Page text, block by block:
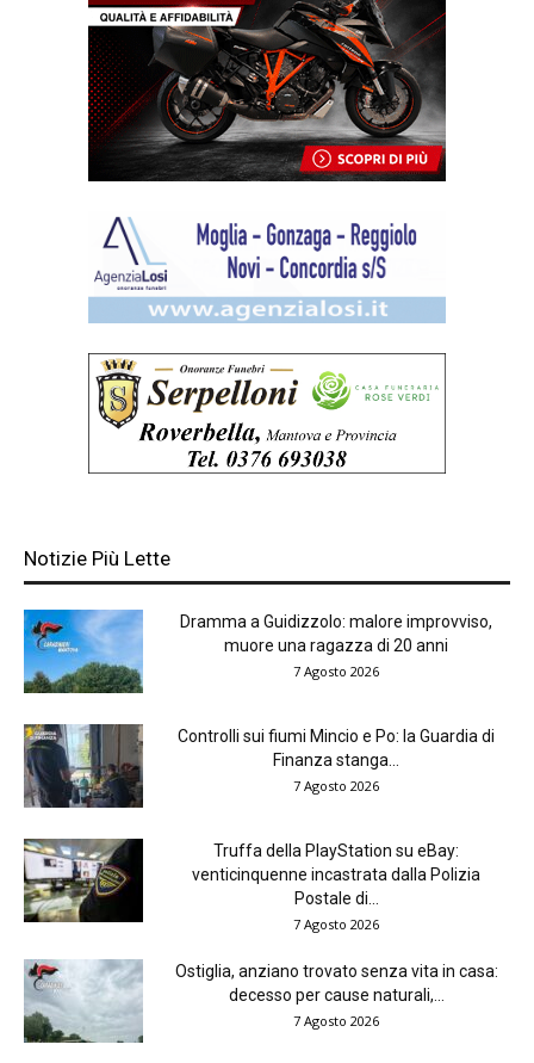
Notizie Più Lette
Dramma a Guidizzolo: malore improvviso,
muore una ragazza di 20 anni
7 Agosto 2026
Controlli sui fiumi Mincio e Po: la Guardia di
Finanza stanga...
7 Agosto 2026
Truffa della PlayStation su eBay:
venticinquenne incastrata dalla Polizia
Postale di...
7 Agosto 2026
Ostiglia, anziano trovato senza vita in casa:
decesso per cause naturali,...
7 Agosto 2026